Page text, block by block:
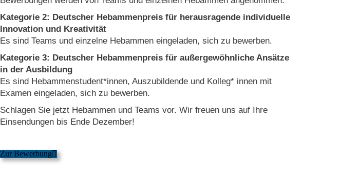
Kategorie 2: Deutscher Hebammenpreis für herausragende individuelle
Innovation und Kreativität
Es sind Teams und einzelne Hebammen eingeladen, sich zu bewerben.
Kategorie 3: Deutscher Hebammenpreis für außergewöhnliche Ansätze
in der Ausbildung
Es sind Hebammenstudent*innen, Auszubildende und Kolleg* innen mit
Examen eingeladen, sich zu bewerben.
Schlagen Sie jetzt Hebammen und Teams vor. Wir freuen uns auf Ihre
Einsendungen bis Ende Dezember!
Zur Bewerbung